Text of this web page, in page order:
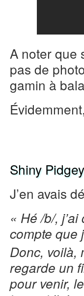
A noter que
pas de
gamin à
Shiny
J’en avais
« Hé /b/,
compte que
Donc, voilà,
regarde un
pour venir,